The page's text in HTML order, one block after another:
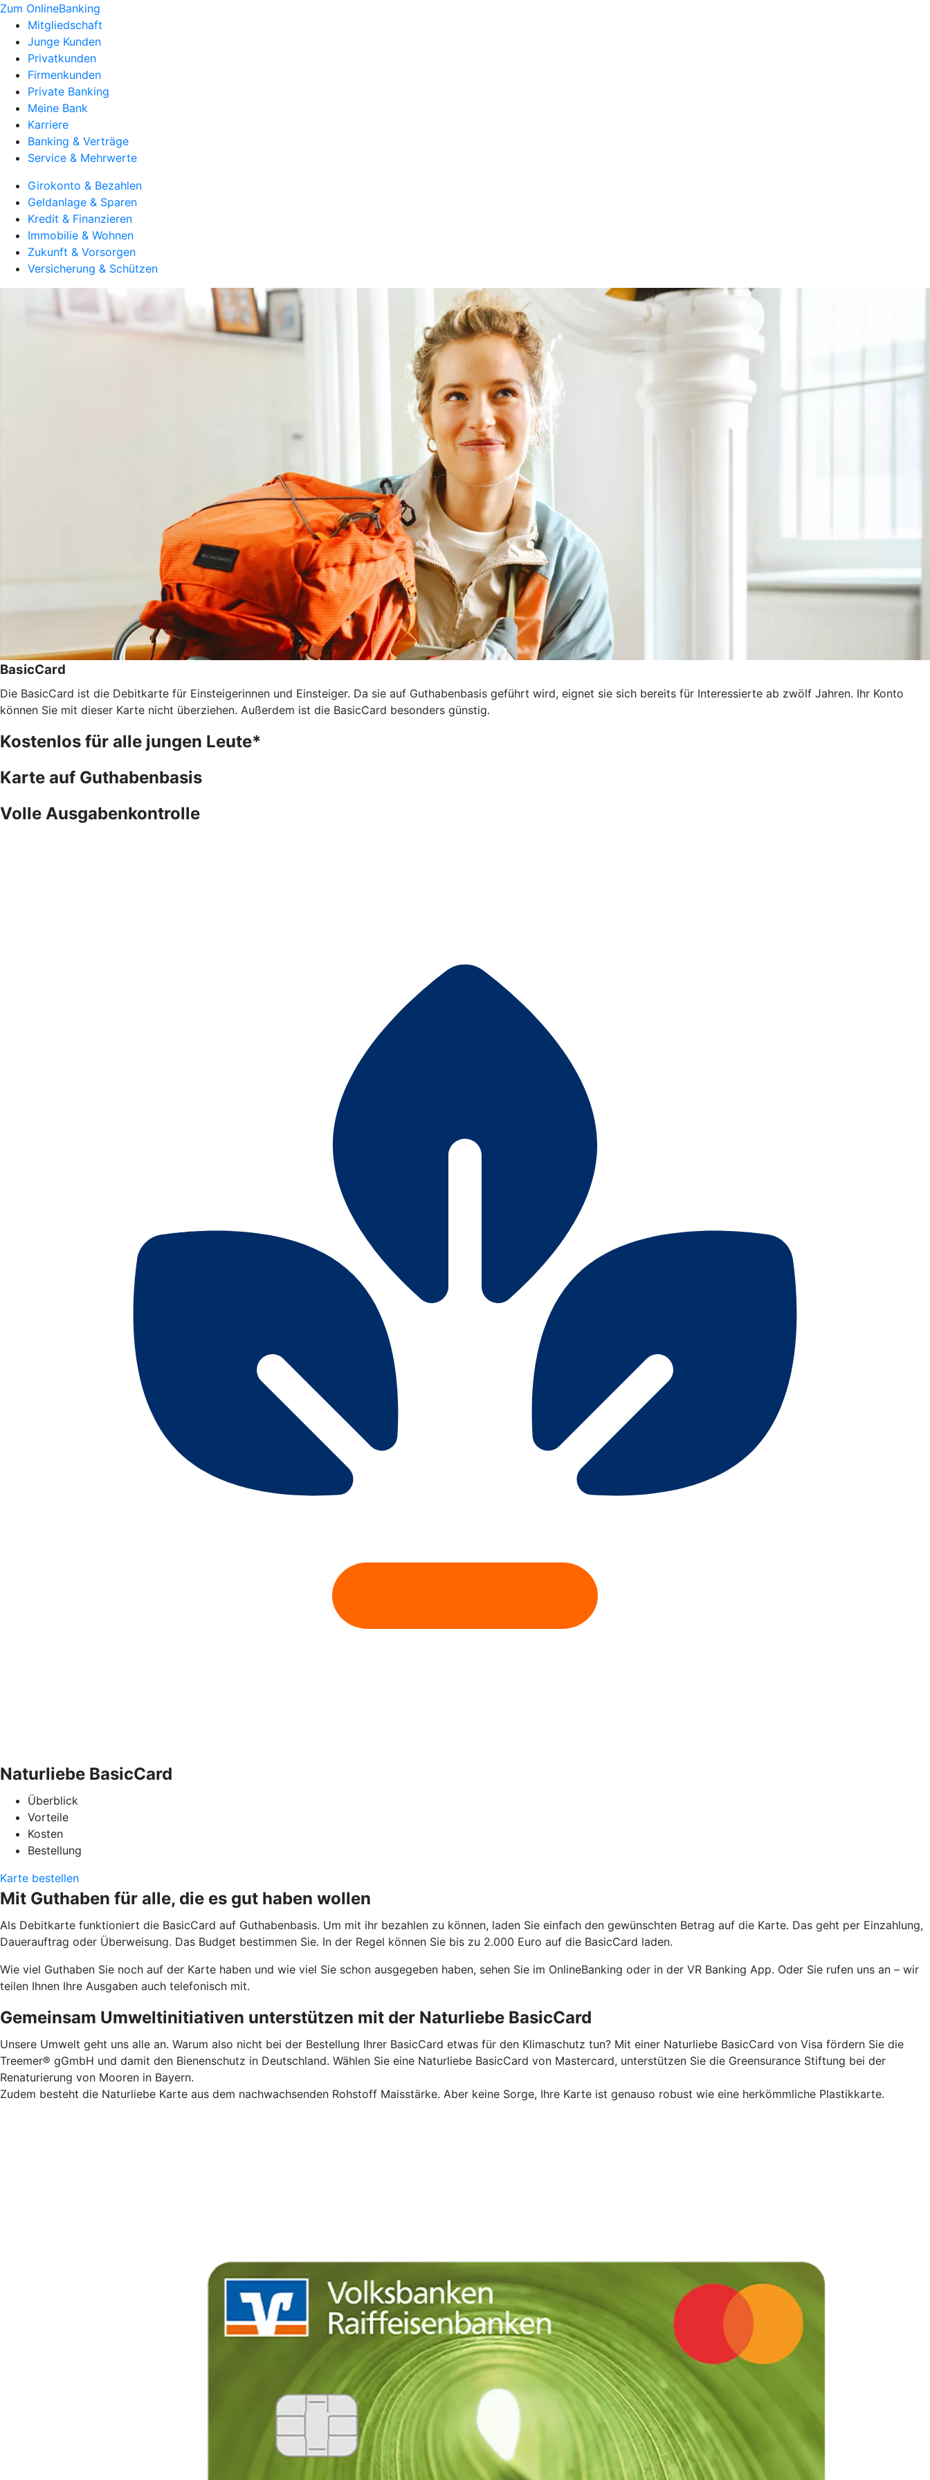
Zum OnlineBanking
Mitgliedschaft
Junge Kunden
Privatkunden
Firmenkunden
Private Banking
Meine Bank
Karriere
Banking & Verträge
Service & Mehrwerte
Girokonto & Bezahlen
Geldanlage & Sparen
Kredit & Finanzieren
Immobilie & Wohnen
Zukunft & Vorsorgen
Versicherung & Schützen
BasicCard
Die BasicCard ist die Debitkarte für Einsteigerinnen und Einsteiger. Da sie auf Guthabenbasis geführt wird, eignet sie sich bereits für Interessierte ab zwölf Jahren. Ihr Konto
können Sie mit dieser Karte nicht überziehen. Außerdem ist die BasicCard besonders günstig.
Kostenlos für alle jungen Leute*
Karte auf Guthabenbasis
Volle Ausgabenkontrolle
Naturliebe BasicCard
Überblick
Vorteile
Kosten
Bestellung
Karte bestellen
Mit Guthaben für alle, die es gut haben wollen
Als Debitkarte funktioniert die BasicCard auf Guthabenbasis. Um mit ihr bezahlen zu können, laden Sie einfach den gewünschten Betrag auf die Karte. Das geht per Einzahlung,
Dauerauftrag oder Überweisung. Das Budget bestimmen Sie. In der Regel können Sie bis zu 2.000 Euro auf die BasicCard laden.
Wie viel Guthaben Sie noch auf der Karte haben und wie viel Sie schon ausgegeben haben, sehen Sie im OnlineBanking oder in der VR Banking App. Oder Sie rufen uns an – wir
teilen Ihnen Ihre Ausgaben auch telefonisch mit.
Gemeinsam Umweltinitiativen unterstützen mit der Naturliebe BasicCard
Unsere Umwelt geht uns alle an. Warum also nicht bei der Bestellung Ihrer BasicCard etwas für den Klimaschutz tun? Mit einer Naturliebe BasicCard von Visa fördern Sie die
Treemer® gGmbH und damit den Bienenschutz in Deutschland. Wählen Sie eine Naturliebe BasicCard von Mastercard, unterstützen Sie die Greensurance Stiftung bei der
Renaturierung von Mooren in Bayern.
Zudem besteht die Naturliebe Karte aus dem nachwachsenden Rohstoff Maisstärke. Aber keine Sorge, Ihre Karte ist genauso robust wie eine herkömmliche Plastikkarte.